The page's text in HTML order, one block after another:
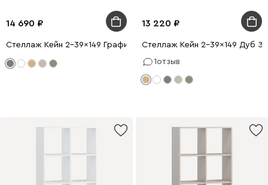
14 690
Стеллаж Кейн 2-39x149 Графитовый
13 220
Стеллаж Кейн 2-39x149 Дуб
1отзыв